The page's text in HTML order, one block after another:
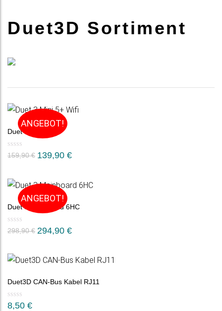
Duet3D Sortiment
ANGEBOT!
Duet 3 Mini 5+
159,90€ 139,90 €
ANGEBOT!
Duet 3 Mainboard 6HC
298,90€ Ursprünglicher
war:
294,90 €Aktueller
ist:
Duet3D CAN-Bus Kabel RJ11
8,50 €